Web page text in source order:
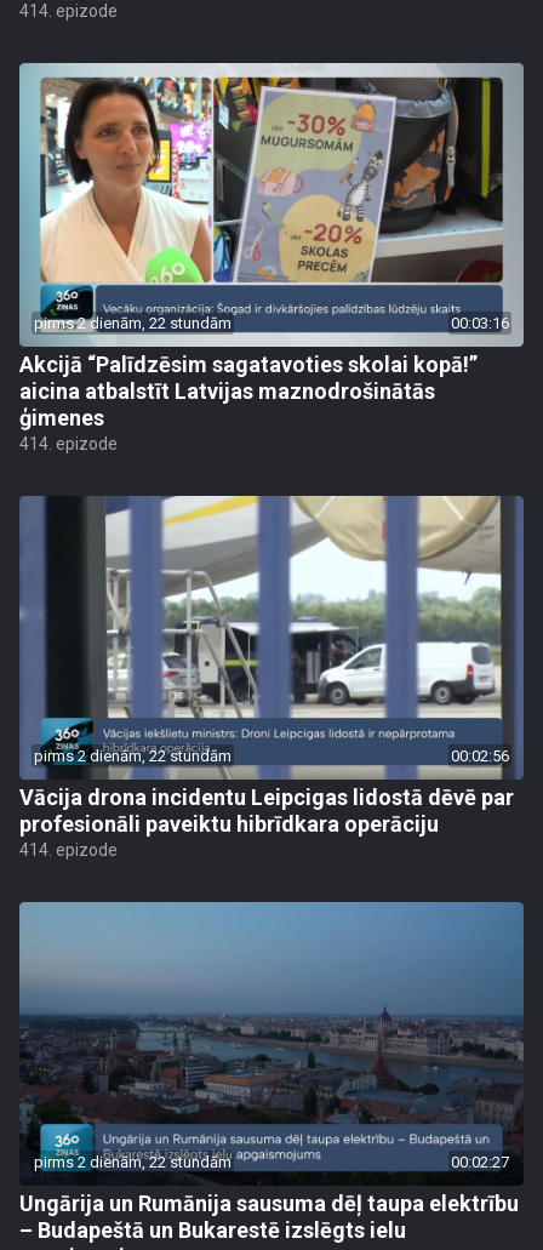
414. epizode
pirms 2 dienām, 22 stundām 00:03:16
Akcijā “Palīdzēsim sagatavoties skolai kopā!”
aicina atbalstīt Latvijas maznodrošinātās
ģimenes
414. epizode
pirms 2 dienām, 22 stundām 00:02:56
Vācija drona incidentu Leipcigas lidostā dēvē par
profesionāli paveiktu hibrīdkara operāciju
414. epizode
pirms 2 dienām, 22 stundām 00:02:27
Ungārija un Rumānija sausuma dēļ taupa elektrību
– Budapeštā un Bukarestē izslēgts ielu